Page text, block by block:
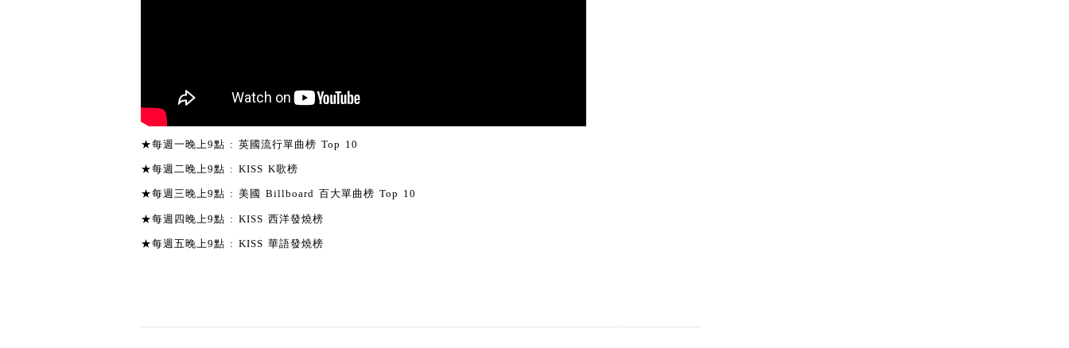
★每週一晚上9點 : 英國流行單曲榜 Top 10
★每週二晚上9點 : KISS K歌榜
★每週三晚上9點 : 美國 Billboard 百大單曲榜 Top 10
★每週四晚上9點 : KISS 西洋發燒榜
★每週五晚上9點 : KISS 華語發燒榜